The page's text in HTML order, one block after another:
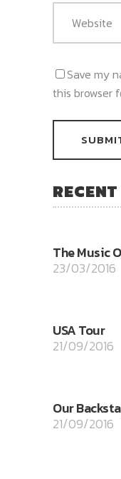
Save my
this browser
The Music
23/03/2016
USA Tour
21/09/2016
Our
21/09/2016